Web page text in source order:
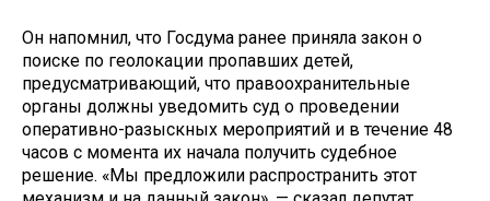
Он напомнил, что Госдума ранее приняла закон о
поиске по геолокации пропавших детей,
предусматривающий, что правоохранительные
органы должны уведомить суд о проведении
оперативно-разыскных мероприятий и в течение 48
часов с момента их начала получить судебное
решение. «Мы предложили распространить этот